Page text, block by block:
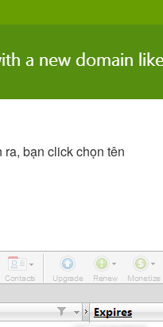
bạn click chọn tên